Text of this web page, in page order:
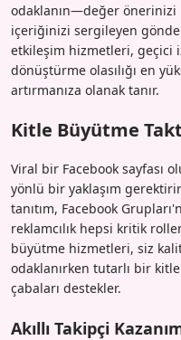
odaklanın—değer önerinizi
içeriğinizi sergileyen
etkileşim hizmetleri, geçici
dönüştürme olasılığı en
artırmanıza olanak tanır.
Kitle Büyütme
Viral bir Facebook sayfası
yönlü bir yaklaşım
tanıtım, Facebook
reklamcılık hepsi kritik
büyütme hizmetleri, siz
odaklanırken tutarlı bir
çabaları destekler.
Akıllı Takipçi